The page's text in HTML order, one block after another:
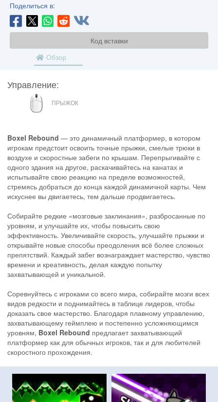
Поделиться в:
Код вставки
Обзор
Управление:
МЫШЬ
ПРЫЖОК
Boxel Rebound — это динамичный платформер, в котором
игрокам предстоит освоить точные прыжки, смелые трюки в
воздухе и скоростные забеги по крышам. Перепрыгивайте с
одного здания на другое, раскачивайтесь на канатах и
испытывайте свою реакцию на пределе возможностей,
стремясь добраться до конца каждой динамичной карты. Чем
искуснее вы двигаетесь, тем дальше продвигаетесь.
Собирайте редкие «мозговые заклинания», разбросанные по
уровням, и улучшайте их, чтобы повысить свою
эффективность. Увеличивайте скорость, улучшайте прыжки и
открывайте новые способы преодоления всё более сложных
препятствий. Каждый забег вознаграждает мастерство, чувство
времени и креативность, делая каждую попытку
захватывающей и уникальной.
Соревнуйтесь с игроками со всего мира, собирайте мозги всех
видов редкости и поднимайтесь в таблице лидеров, чтобы
доказать свое мастерство. Благодаря плавному управлению,
захватывающему геймплею и постепенно усложняющимся
уровням, Boxel Rebound предлагает захватывающий
платформер как для обычных игроков, так и для любителей
скоростного прохождения.